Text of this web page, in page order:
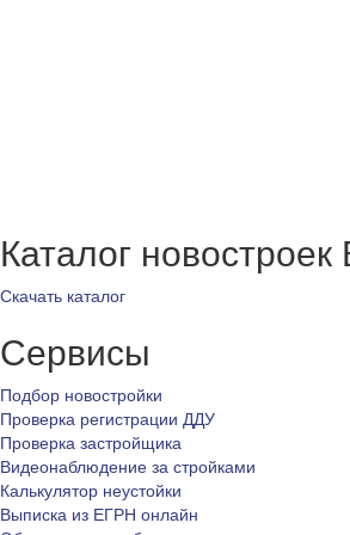
Каталог
Скачать каталог
Сервисы
Подбор новостройки
Проверка регистрации ДДУ
Проверка застройщика
Видеонаблюдение за стройками
Калькулятор неустойки
Выписка из ЕГРН онлайн